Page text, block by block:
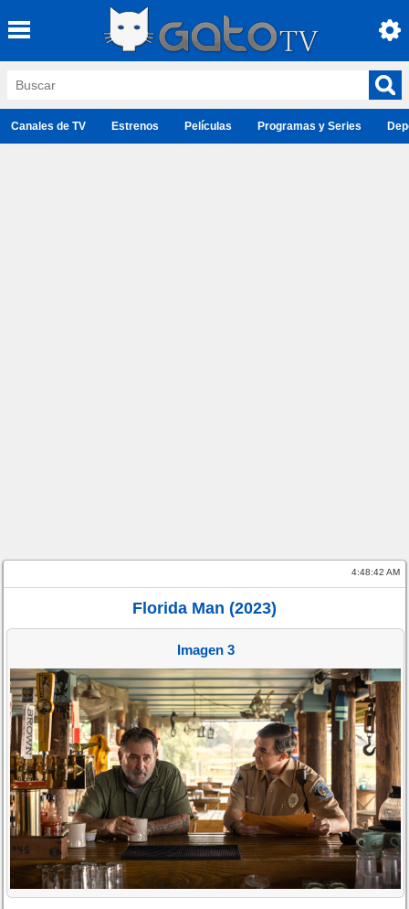
Canales de TV Estrenos Películas Programas y Series
4:48:42 AM
Florida Man (2023)
Imagen 3